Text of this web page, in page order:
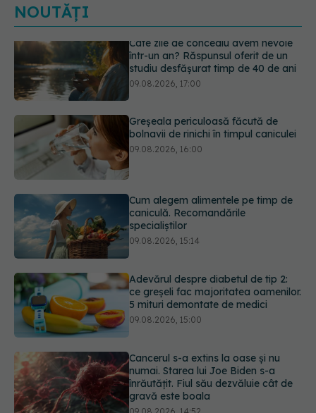
NOUTĂȚI
Greșeala periculoasă făcută de
bolnavii de rinichi în timpul caniculei
09.08.2026, 16:00
Cum alegem alimentele pe timp de
caniculă. Recomandările
Adevărul despre diabetul de tip 2:
ce greșeli fac majoritatea oamenilor.
5 mituri demontate de medici
Cancerul s-a extins la oase și nu
numai. Starea lui Joe Biden s-a
înrăutățit. Fiul său dezvăluie cât de
Câte zile de concediu avem nevoie
într-un an? Răspunsul oferit de un
studiu desfășurat timp de 40 de ani